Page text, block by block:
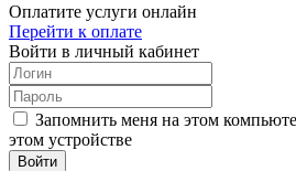
Оплатите услуги онлайн
Перейти к оплате
Войти в личный кабинет
Запомнить меня на этом
этом устройстве